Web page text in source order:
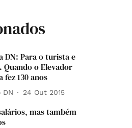
DN: Para o turista e
Quando o Elevador
fez 130 anos
DN 24 Out 2015
mas também